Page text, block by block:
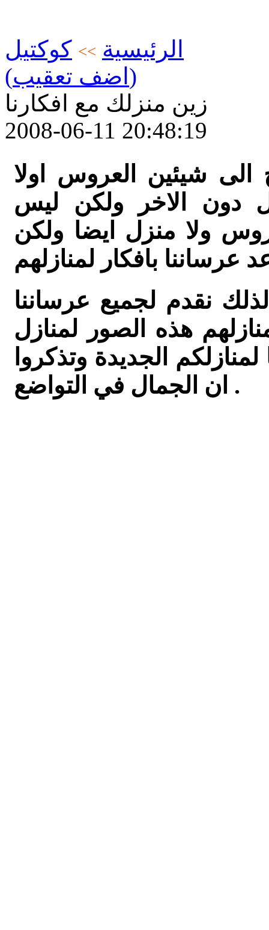
الرئيسية >> كوكتيل
(اضف تعقيب)
زين منزلك مع افكارنا
2008-06-11 20:48:19
شيئين العروس اولا
دون الاخر ولكن ليس
ولا منزل ايضا ولكن
نقدم لجميع عرساننا
هذه الصور لمنازل
الجديدة وتذكروا
ان الجمال في التواضع .